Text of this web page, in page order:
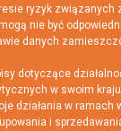
ryzyk
nie być
danych
dotyczące
w swoim
działania w
i